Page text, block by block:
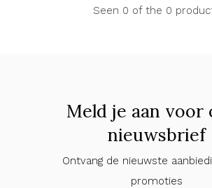
Seen 0 of the 0
Meld je aan voor
nieuwsbrief
Ontvang de nieuwste
promoties